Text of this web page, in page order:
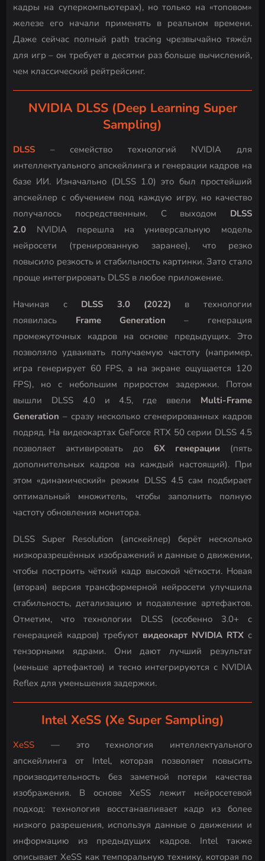
кадры на суперкомпьютерах), но только на «топовом»
железе его начали применять в реальном времени.
Даже сейчас полный path tracing чрезвычайно тяжёл
для игр – он требует в десятки раз больше вычислений,
чем классический рейтрейсинг.
NVIDIA DLSS (Deep Learning Super
Sampling)
DLSS – семейство технологий NVIDIA для
интеллектуального апскейлинга и генерации кадров на
базе ИИ. Изначально (DLSS 1.0) это был простейший
апскейлер с обучением под каждую игру, но качество
получалось посредственным. С выходом DLSS
2.0 NVIDIA перешла на универсальную модель
нейросети (тренированную заранее), что резко
повысило резкость и стабильность картинки. Зато стало
проще интегрировать DLSS в любое приложение.
Начиная с DLSS 3.0 (2022) в технологии
появилась Frame Generation – генерация
промежуточных кадров на основе предыдущих. Это
позволяло удваивать получаемую частоту (например,
игра генерирует 60 FPS, а на экране ощущается 120
FPS), но с небольшим приростом задержки. Потом
вышли DLSS 4.0 и 4.5, где ввели Multi-Frame
Generation – сразу несколько сгенерированных кадров
подряд. На видеокартах GeForce RTX 50 серии DLSS 4.5
позволяет активировать до 6X генерации (пять
дополнительных кадров на каждый настоящий). При
этом «динамический» режим DLSS 4.5 сам подбирает
оптимальный множитель, чтобы заполнить полную
частоту обновления монитора.
DLSS Super Resolution (апскейлер) берёт несколько
низкоразрешённых изображений и данные о движении,
чтобы построить чёткий кадр высокой чёткости. Новая
(вторая) версия трансформерной нейросети улучшила
стабильность, детализацию и подавление артефактов.
Отметим, что технологии DLSS (особенно 3.0+ с
генерацией кадров) требуют видеокарт NVIDIA RTXс
тензорными ядрами. Они дают лучший результат
(меньше артефактов) и тесно интегрируются с NVIDIA
Reflex для уменьшения задержки.
Intel XeSS (Xe Super Sampling)
XeSS — это технология интеллектуального
апскейлинга от Intel, которая позволяет повысить
производительность без заметной потери качества
изображения. В основе XeSS лежит нейросетевой
подход: технология восстанавливает кадр из более
низкого разрешения, используя данные о движении и
информацию из предыдущих кадров. Intel также
описывает XeSS как темпоральную технику, которая по